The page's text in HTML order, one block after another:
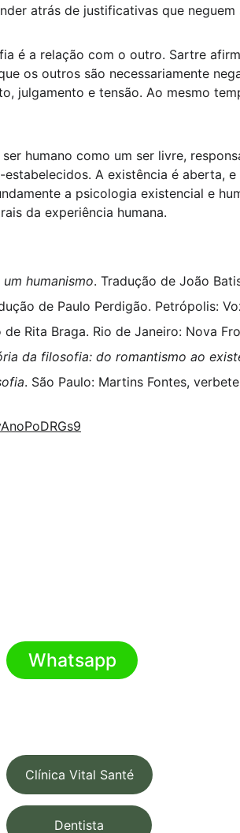
atrás de justificativas que
é a relação com o outro. Sartre
os outros são necessariamente
julgamento e tensão. Ao mesmo
humano como um ser livre,
A existência é aberta,
a psicologia existencial e
da experiência humana.
humanismo. Tradução de João
de Paulo Perdigão. Petrópolis:
de Rita Braga. Rio de Janeiro: Nova
da filosofia: do romantismo ao
. São Paulo: Martins Fontes, verbete
Whatsapp
Clínica Vital Santé
Dentista